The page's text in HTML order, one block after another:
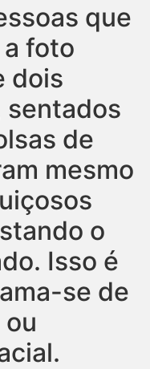
que
foto
dois
sentados
de
mesmo
o
Isso é
se de